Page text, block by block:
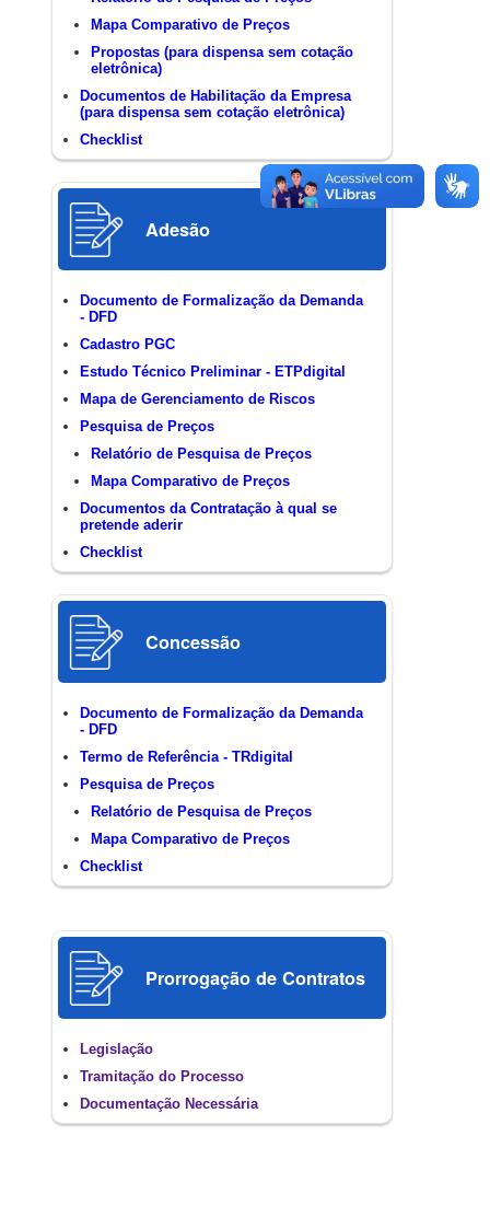
Mapa Comparativo de Preços
Propostas (para dispensa sem cotação
eletrônica)
Documentos de Habilitação da Empresa
(para dispensa sem cotação eletrônica)
Checklist
Adesão
Documento de Formalização da Demanda
- DFD
Cadastro PGC
Estudo Técnico Preliminar - ETPdigital
Mapa de Gerenciamento de Riscos
Pesquisa de Preços
Relatório de Pesquisa de Preços
Mapa Comparativo de Preços
Documentos da Contratação à qual se
pretende aderir
Checklist
Concessão
Documento de Formalização da Demanda
- DFD
Termo de Referência - TRdigital
Pesquisa de Preços
Relatório de Pesquisa de Preços
Mapa Comparativo de Preços
Checklist
Prorrogação de Contratos
Legislação
Tramitação do Processo
Documentação Necessária